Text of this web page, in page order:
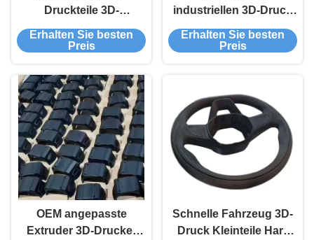
Druckteile 3D-
Druckfunktionsteile
Erhalten Sie besten
Preis
industriellen 3D-Druck
von PMMA-Akryl-ABS-
Metall in der
Erhalten Sie besten
Preis
OEM angepasste
Extruder 3D-Drucker
Schnelle Fahrzeug 3D-
Druck Kleinteile Harz